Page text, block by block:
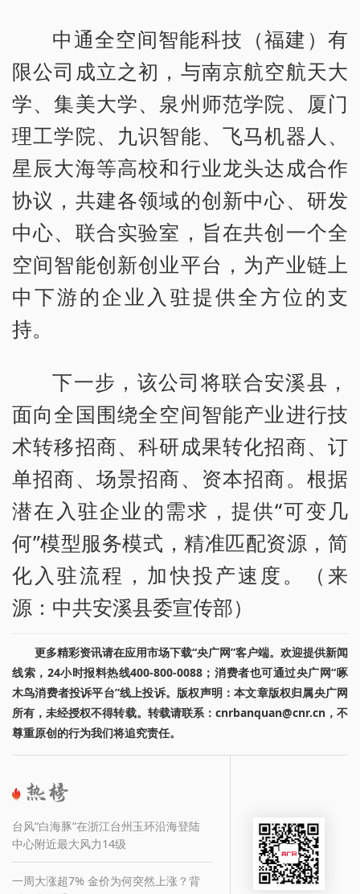
中通全空间智能科技（福建）有
限公司成立之初，与南京航空航天大
学、集美大学、泉州师范学院、厦门
理工学院、九识智能、飞马机器人、
星辰大海等高校和行业龙头达成合作
协议，共建各领域的创新中心、研发
中心、联合实验室，旨在共创一个全
空间智能创新创业平台，为产业链上
中下游的企业入驻提供全方位的支
持。
下一步，该公司将联合安溪县，
面向全国围绕全空间智能产业进行技
术转移招商、科研成果转化招商、订
单招商、场景招商、资本招商。根据
潜在入驻企业的需求，提供“可变几
何”模型服务模式，精准匹配资源，简
化入驻流程，加快投产速度。（来
源：中共安溪县委宣传部）
更多精彩资讯请在应用市场下载“央广网”客户端。欢迎提供新闻
线索，24小时报料热线400-800-0088；消费者也可通过央广网“啄
木鸟消费者投诉平台”线上投诉。版权声明：本文章版权归属央广网
所有，未经授权不得转载。转载请联系：cnrbanquan@cnr.cn，不
尊重原创的行为我们将追究责任。
台风“白海豚”在浙江台州玉环沿海登陆
中心附近最大风力14级
一周大涨超7% 金价为何突然上涨？背